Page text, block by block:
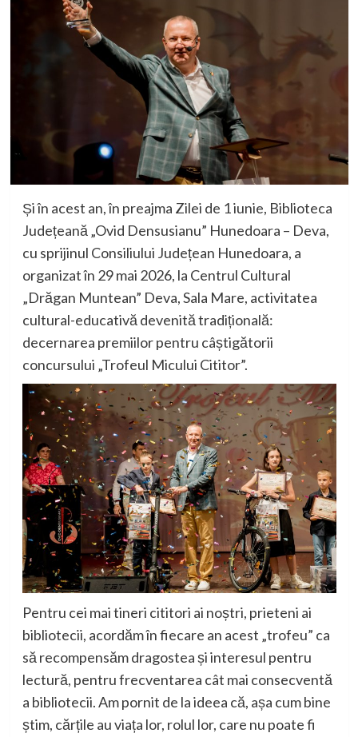
Și în acest an, în preajma Zilei de 1 iunie, Biblioteca
Județeană „Ovid Densusianu” Hunedoara – Deva,
cu sprijinul Consiliului Județean Hunedoara, a
organizat în 29 mai 2026, la Centrul Cultural
„Drăgan Muntean” Deva, Sala Mare, activitatea
cultural-educativă devenită tradițională:
decernarea premiilor pentru câștigătorii
concursului „Trofeul Micului Cititor”.
Pentru cei mai tineri cititori ai noștri, prieteni ai
bibliotecii, acordăm în fiecare an acest „trofeu” ca
să recompensămdragostea și interesul pentru
lectură, pentru frecventarea cât mai consecventă
a bibliotecii. Am pornit de la ideea că, așa cum bine
știm, cărțile au viața lor, rolul lor, care nu poate fi